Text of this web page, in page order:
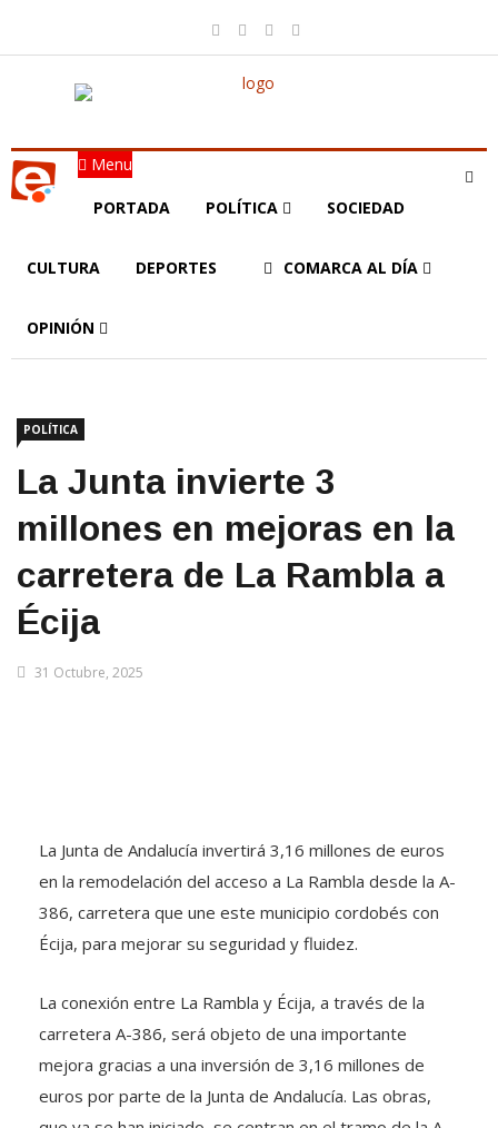
Menu
PORTADA POLÍTICA SOCIEDAD
CULTURA DEPORTES COMARCA AL DÍA
OPINIÓN
POLÍTICA
La Junta invierte 3
millones en mejoras en la
carretera de La Rambla a
Écija
31 Octubre, 2025
La Junta de Andalucía invertirá 3,16 millones de euros
en la remodelación del acceso a La Rambla desde la A-
386, carretera que une este municipio cordobés con
Écija, para mejorar su seguridad y fluidez.
La conexión entre La Rambla y Écija, a través de la
carretera A-386, será objeto de una importante
mejora gracias a una inversión de 3,16 millones de
euros por parte de la Junta de Andalucía. Las obras,